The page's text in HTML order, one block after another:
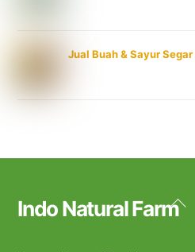
Jual Buah & Sayur Segar
Back
To
Indo Natural Farm